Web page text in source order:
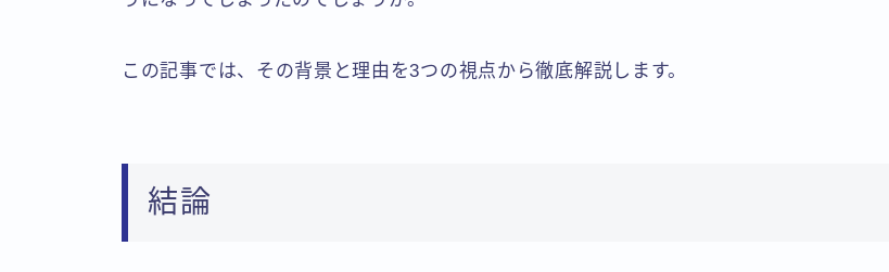
この記事では、その背景と理由を3つの視点から徹底解説します。
結論